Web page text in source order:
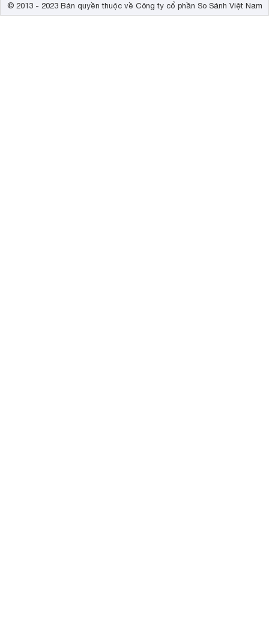
© 2013 - 2023 Bản quyền thuộc về Công ty cổ phần So Sánh Việt Nam